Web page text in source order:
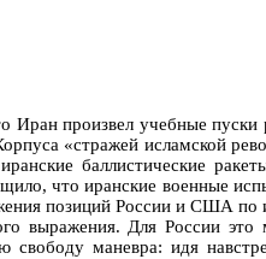
Иран произвел учебные
«стражей исламской
баллистические
что иранские военные
позиций России и США по
выражения. Для России
свободу маневра: идя